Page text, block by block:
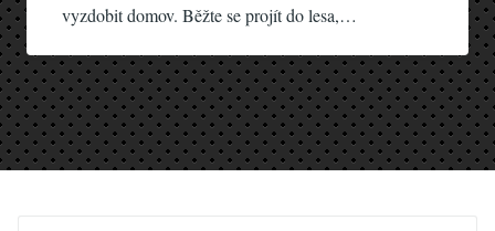
vyzdobit domov. Běžte se projít do lesa,…